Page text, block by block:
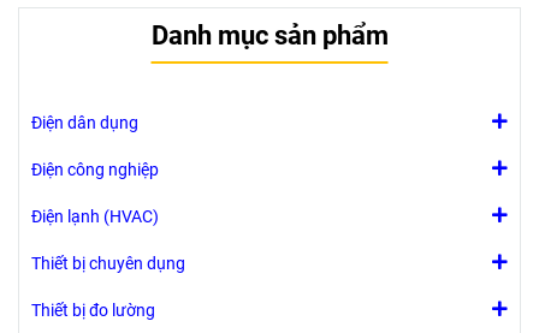
Danh mục sản phẩm
Điện dân dụng
Điện công nghiệp
Điện lạnh (HVAC)
Thiết bị chuyên dụng
Thiết bị đo lường